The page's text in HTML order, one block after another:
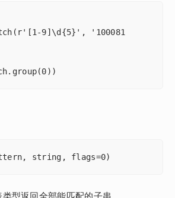
9]\d{5}', '100081
string, flags=0)